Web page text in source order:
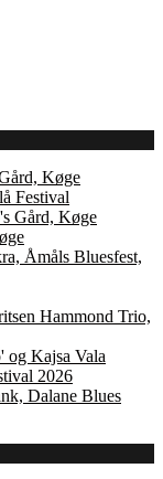
Køge
Festival
Gård, Køge
Åmåls Bluesfest,
Hammond Trio,
og Kajsa Vala
2026
Dalane Blues